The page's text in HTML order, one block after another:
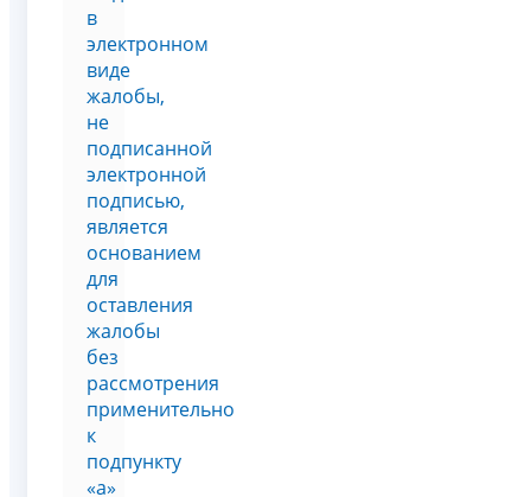
в
электронном
виде
жалобы,
не
подписанной
электронной
подписью,
является
основанием
для
оставления
жалобы
без
рассмотрения
применительно
к
подпункту
«а»